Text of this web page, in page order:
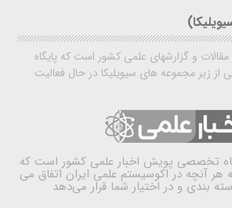
و گزارشهای علمی کشور است که پایگاه
از زیر مجموعه های سیویلیکا در حال فعالیت
تخصصی پویش اخبار علمی کشور است که
آنچه در اکوسیستم علمی ایران اتفاق می
بندی و در اختیار شما قرار می‌دهد